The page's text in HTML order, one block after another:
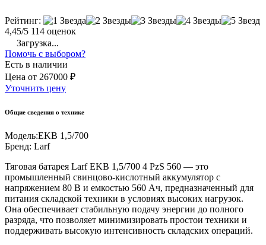
Рейтинг:
4,45/5 114 оценок
Загрузка...
Помочь с выбором?
Есть в наличии
Цена от 267000 ₽
Уточнить цену
Общие сведения о технике
Модель:EKB 1,5/700
Бренд: Larf
Тяговая батарея Larf EKB 1,5/700 4 PzS 560 — это
промышленный свинцово-кислотный аккумулятор с
напряжением 80 В и емкостью 560 Ач, предназначенный для
питания складской техники в условиях высоких нагрузок.
Она обеспечивает стабильную подачу энергии до полного
разряда, что позволяет минимизировать простои техники и
поддерживать высокую интенсивность складских операций.